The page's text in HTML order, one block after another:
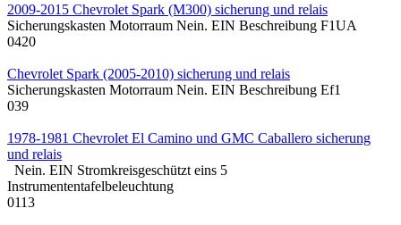
2009-2015 Chevrolet Spark (M300) sicherung und relais
Sicherungskasten Motorraum Nein. EIN Beschreibung F1UA
0420
Chevrolet Spark (2005-2010) sicherung und relais
Sicherungskasten Motorraum Nein. EIN Beschreibung Ef1
039
1978-1981 Chevrolet El Camino und GMC Caballero sicherung
und relais
Nein. EIN Stromkreisgeschützt eins 5
Instrumententafelbeleuchtung
0113